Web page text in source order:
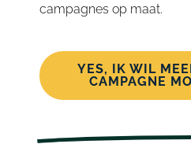
campagnes op maat.
YES, IK WIL
CAMPAGNE